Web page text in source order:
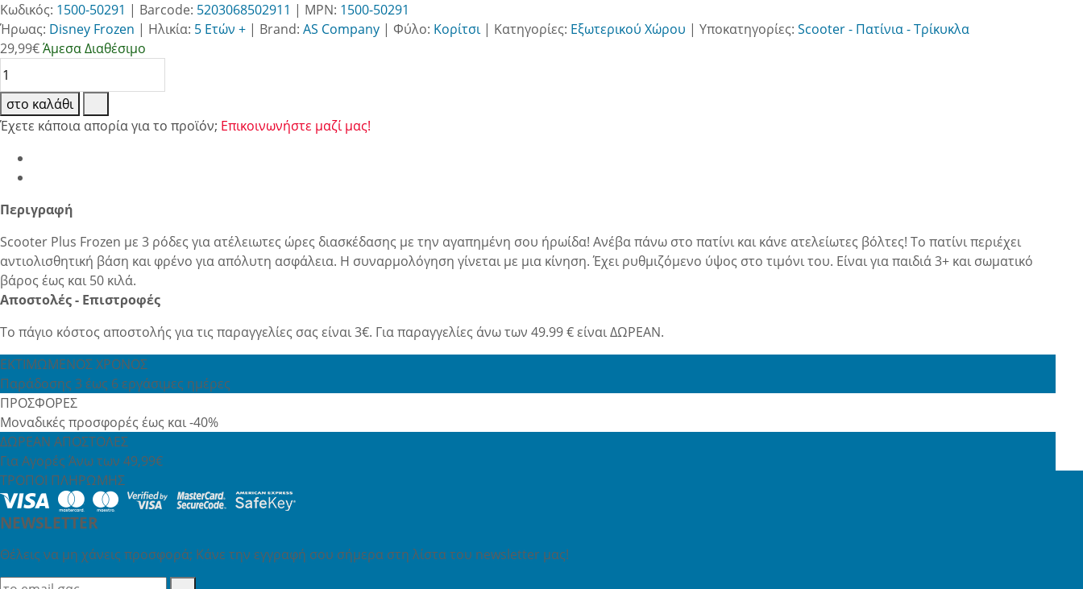
Κωδικός: 1500-50291 | Barcode: 5203068502911 | MPN: 1500-50291
Ήρωας: Disney Frozen | Ηλικία: 5 Ετών + | Brand: AS Company | Φύλο: Κορίτσι| Κατηγορίες: Εξωτερικού Χώρου | Υποκατηγορίες: Scooter - Πατίνια - Τρίκυκλα
29,99€Άμεσα Διαθέσιμο
στο καλάθι
Έχετε κάποια απορία για το προϊόν; Επικοινωνήστε μαζί μας!
Περιγραφή
Scooter Plus Frozen με 3 ρόδες για ατέλειωτες ώρες διασκέδασης με την αγαπημένη σου ήρωίδα! Ανέβα πάνω στο πατίνι και κάνε ατελείωτες βόλτες! Το πατίνι περιέχει
αντιολισθητική βάση και φρένο για απόλυτη ασφάλεια. Η συναρμολόγηση γίνεται με μια κίνηση. Έχει ρυθμιζόμενο ύψος στο τιμόνι του. Είναι για παιδιά 3+ και σωματικό
βάρος έως και 50 κιλά.
Αποστολές - Επιστροφές
Το πάγιο κόστος αποστολής για τις παραγγελίες σας είναι 3€. Για παραγγελίες άνω των 49.99 € είναι ΔΩΡΕΑΝ.
ΕΚΤΙΜΩΜΕΝΟΣ ΧΡΟΝΟΣ
Παράδοσης 3 έως 6 εργάσιμες ημέρες
ΠΡΟΣΦΟΡΕΣ
Μοναδικές προσφορές έως και -40%
ΔΩΡΕΑΝ ΑΠΟΣΤΟΛΕΣ
Για Αγορές Άνω των 49,99€
ΤΡΟΠΟΙ ΠΛΗΡΩΜΗΣ
NEWSLETTER
Θέλεις να μη χάνεις προσφορά; Κάνε την εγγραφή σου σήμερα στη λίστα του newsletter μας!